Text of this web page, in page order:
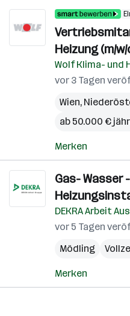
Heizung (m/w/
Wolf Klima- und
vor 3 Tagen
Wien,
ab 50.000 €
Merken
Gas- Wasser
DEKRA Arbeit
vor 5 Tagen
Mödling
Merken